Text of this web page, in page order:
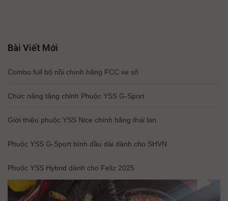
Bài Viết Mới
Combo full bộ nồi chính hãng FCC xe số
Chức năng tăng chỉnh Phuộc YSS G-Sport
Giới thiệu phuộc YSS Nice chính hãng thái lan
Phuộc YSS G-Sport bình dầu dài dành cho SHVN
Phuộc YSS Hybrid dành cho Feliz 2025